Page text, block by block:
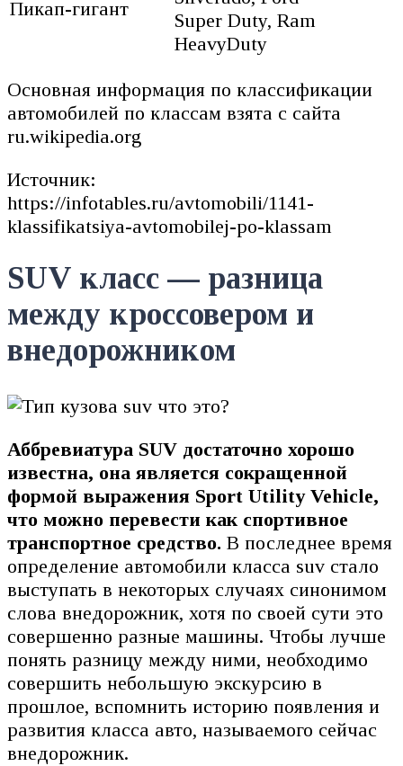
Пикап-гигант
Super Duty, Ram
HeavyDuty
Основная информация по классификации
автомобилей по классам взята с сайта
ru.wikipedia.org
Источник:
https://infotables.ru/avtomobili/1141-
klassifikatsiya-avtomobilej-po-klassam
SUV класс — разница
между кроссовером и
внедорожником
Аббревиатура SUV достаточно хорошо
известна, она является сокращенной
формой выражения Sport Utility Vehicle,
что можно перевести как спортивное
транспортное средство. В последнее время
определение автомобили класса suv стало
выступать в некоторых случаях синонимом
слова внедорожник, хотя по своей сути это
совершенно разные машины. Чтобы лучше
понять разницу между ними, необходимо
совершить небольшую экскурсию в
прошлое, вспомнить историю появления и
развития класса авто, называемого сейчас
внедорожник.